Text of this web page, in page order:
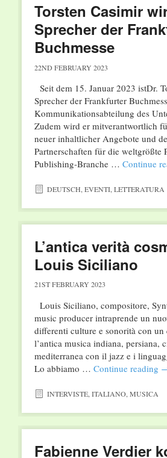
Torsten Casimir
Sprecher der
Buchmesse
22ND FEBRUARY 2023
Seit dem 15. Januar 2023 istDr.
Sprecher der Frankfurter
Kommunikationsabteilung des
Zudem wird er mitverantwortlich
neuer inhaltlicher Angebote und
Partnerschaften für die weltgrößte
Publishing-Branche … Continue
DEUTSCH,EVENTI,LETTERATURA
L’antica verità
Louis Siciliano
21ST FEBRUARY 2023
Louis Siciliano, compositore,
music producer intraprende un
differenti culture e sonorità con un
l’antica musica indiana, persiana,
mediterranea con il jazz e i
Lo abbiamo … Continue reading
INTERVISTE, ITALIANO, MUSICA
Fabienne Verdier